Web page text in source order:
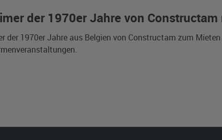
der 1970er Jahre von Constructam
der 1970er Jahre aus Belgien von Constructam zum